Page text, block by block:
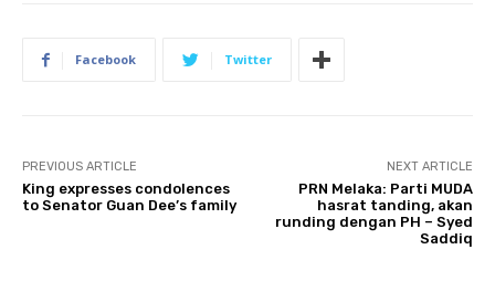
Facebook Twitter
PREVIOUS ARTICLE
King expresses condolences
to Senator Guan Dee’s family
NEXT ARTICLE
PRN Melaka: Parti MUDA
hasrat tanding, akan
runding dengan PH – Syed
Saddiq